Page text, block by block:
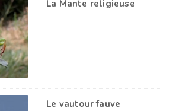
La Mante religieuse
Le vautour fauve